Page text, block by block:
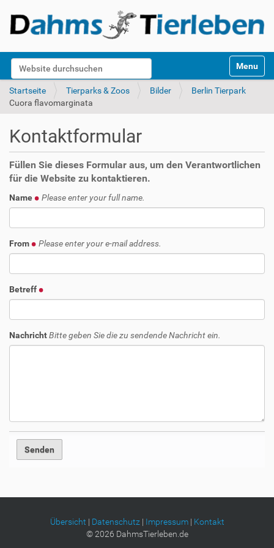
Website durchsuchen
k
Toggle
Startseite Tierparks & Zoos Bilder
Berlin Tierpark
Cuora flavomarginata
Kontaktformular
Füllen Sie dieses Formular aus, um den Verantwortlichen
für die Website zu kontaktieren.
Name Please enter your full name.
From Please enter your e-mail address.
Betreff
NachrichtBitte geben Sie die zu sendende Nachricht ein.
Übersicht | Datenschutz| Impressum| Kontakt
©2026 DahmsTierleben.de